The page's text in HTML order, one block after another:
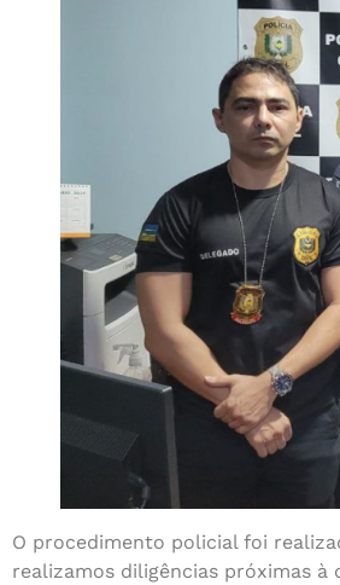
O procedimento policial foi
realizamos diligências próximas